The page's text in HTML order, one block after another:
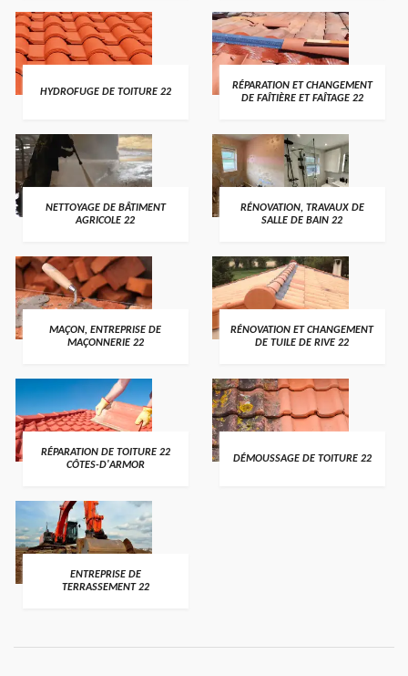
HYDROFUGE DE TOITURE 22
RÉPARATION ET CHANGEMENT
DE FAÎTIÈRE ET FAÎTAGE 22
NETTOYAGE DE BÂTIMENT
AGRICOLE 22
RÉNOVATION, TRAVAUX DE
SALLE DE BAIN 22
MAÇON, ENTREPRISE DE
MAÇONNERIE 22
RÉNOVATION ET CHANGEMENT
DE TUILE DE RIVE 22
RÉPARATION DE TOITURE 22
CÔTES-D'ARMOR
DÉMOUSSAGE DE TOITURE 22
ENTREPRISE DE
TERRASSEMENT 22